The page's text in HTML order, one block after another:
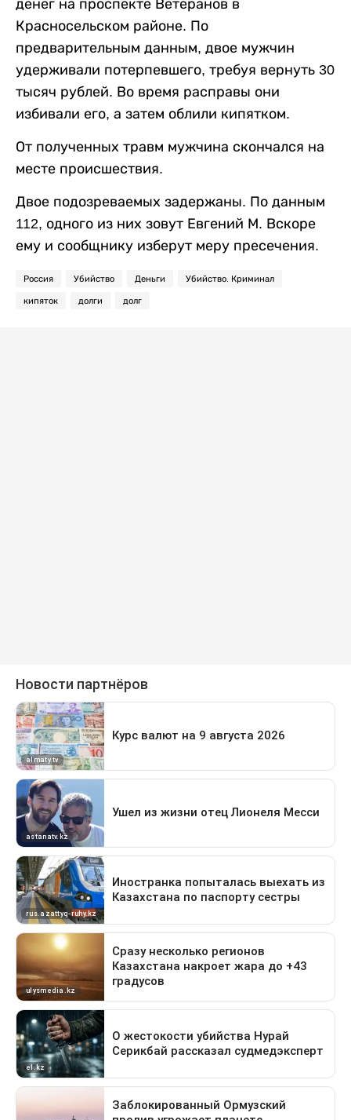
денег на проспекте Ветеранов в
Красносельском районе. По
предварительным данным, двое мужчин
удерживали потерпевшего, требуя вернуть 30
тысяч рублей. Во время расправы они
избивали его, а затем облили кипятком.
От полученных травм мужчина скончался на
месте происшествия.
Двое подозреваемых задержаны. По данным
112, одного из них зовут Евгений М. Вскоре
ему и сообщнику изберут меру пресечения.
Россия Убийство Деньги Убийство. Криминал
кипяток долги долг